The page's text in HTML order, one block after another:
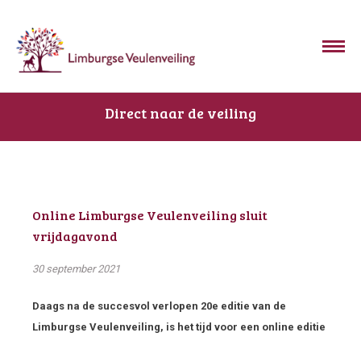
Direct naar de veiling
Online Limburgse Veulenveiling sluit
vrijdagavond
30 september 2021
Daags na de succesvol verlopen 20e editie van de
Limburgse Veulenveiling, is het tijd voor een online editie